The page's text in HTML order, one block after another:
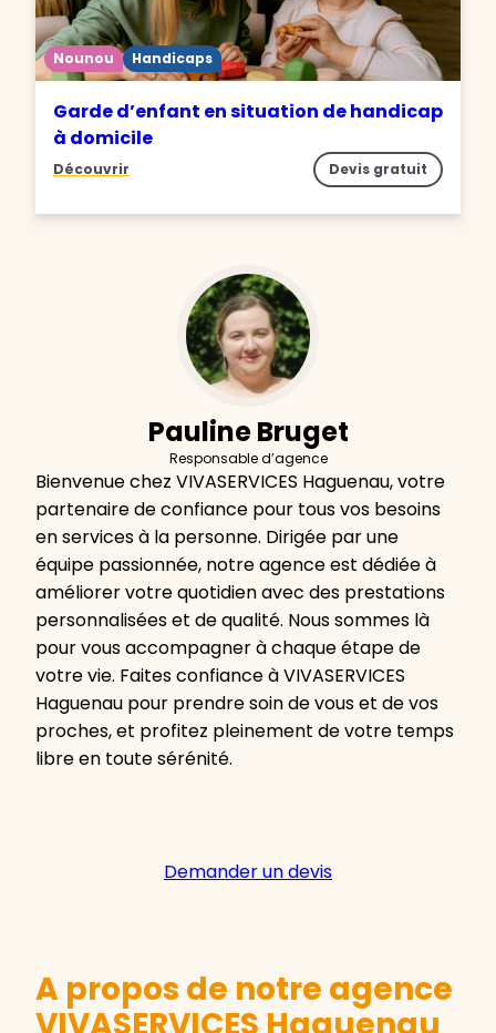
Nounou Handicaps
Garde d’enfant en situation de handicap
à domicile
Découvrir Devis gratuit
Pauline Bruget
Responsable d’agence
Bienvenue chez VIVASERVICES Haguenau, votre
partenaire de confiance pour tous vos besoins
en services à la personne. Dirigée par une
équipe passionnée, notre agence est dédiée à
améliorer votre quotidien avec des prestations
personnalisées et de qualité. Nous sommes là
pour vous accompagner à chaque étape de
votre vie. Faites confiance à VIVASERVICES
Haguenau pour prendre soin de vous et de vos
proches, et profitez pleinement de votre temps
libre en toute sérénité.
Demander un devis
A propos de notre agence